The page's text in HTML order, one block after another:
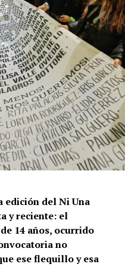
edición del Ni Una
y reciente: el
14 años, ocurrido
no
ese flequillo y esa